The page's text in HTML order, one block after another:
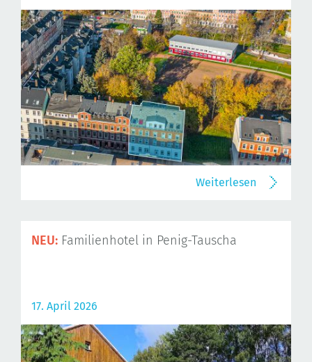
Weiterlesen
NEU: Familienhotel in Penig-Tauscha
17. April 2026